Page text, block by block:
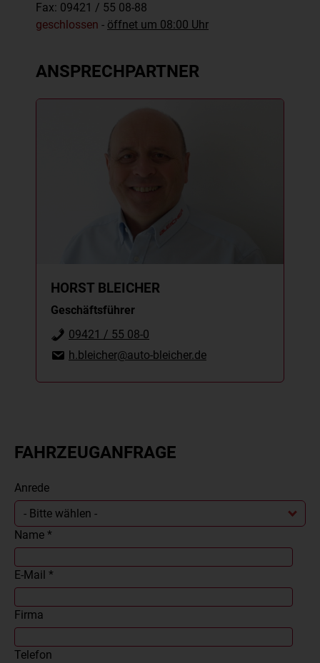
Fax: 09421 / 55 08-88
geschlossen - öffnet um 08:00 Uhr
ANSPRECHPARTNER
HORST BLEICHER
Geschäftsführer
09421 / 55 08-0
h.bleicher@auto-bleicher.de
FAHRZEUGANFRAGE
Anrede
- Bitte wählen -
Name *
E-Mail *
Firma
Telefon